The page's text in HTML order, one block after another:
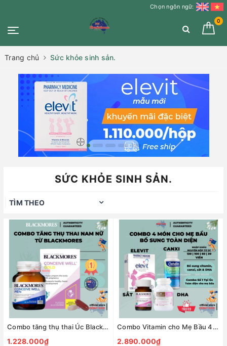
Chọn ngôn ngữ:
0
Trang chủ Sức khỏe sinh sản.
SỨC KHỎE SINH SẢN.
TÌM THEO
Combo tăng thụ thai Úc Blackmores Conceive Well Gold + Conceive Well Men đầy đủ dưỡng chất thiết yếu cho bố mẹ
1.228.000₫
Combo Vitamin cho Mẹ Bầu 4 món (Elevit bầu hồng tổng hợp + DHA Bio Island + Canxi Ostelin + Sắt Blackmores)
2.890.000₫